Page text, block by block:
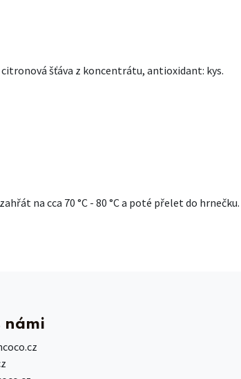
šťáva z koncentrátu, antioxidant: kys.
na cca 70 °C - 80 °C a poté přelet do hrnečku.
námi